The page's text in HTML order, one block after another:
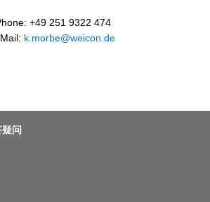
+49 251 9322 474
k.morbe@weicon.de
问